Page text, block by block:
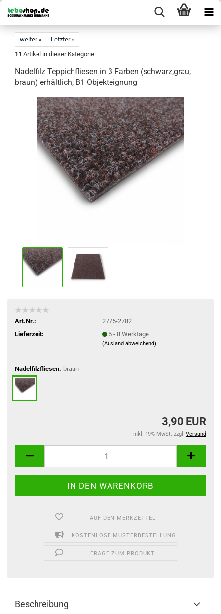
weiter »
Letzter »
11 Artikel in dieser Kategorie
Nadelfilz Teppichfliesen in 3 Farben (schwarz,grau,
braun) erhältlich, B1 Objekteignung
Art.Nr.:
2775-2782
Lieferzeit:
5 - 8 Werktage
(Ausland abweichend)
Nadelfilzfliesen: braun
3,90 EUR
inkl. 19% MwSt. zzgl. Versand
AUF DEN MERKZETTEL
KOSTENLOSE MUSTERBESTELLUNG
FRAGE ZUM PRODUKT
Beschreibung